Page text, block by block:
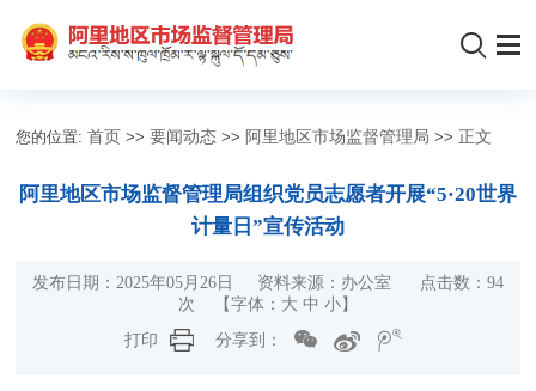
您的位置:首页 >>要闻动态 >> 阿里地区市场监督管理局 >> 正文
阿里地区市场监督管理局组织党员志愿者开展“5·20世界
计量日”宣传活动
发布日期：2025年05月26日 资料来源：办公室 点击数： 94
次
【字体： 大 中 小】
打印
分享到：